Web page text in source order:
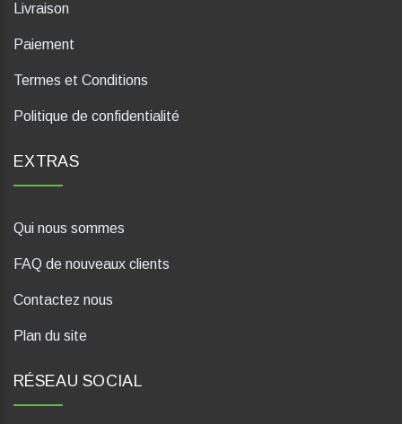
Livraison
Paiement
Termes et Conditions
Politique de confidentialité
EXTRAS
Qui nous sommes
FAQ de nouveaux clients
Contactez nous
Plan du site
RÉSEAU SOCIAL